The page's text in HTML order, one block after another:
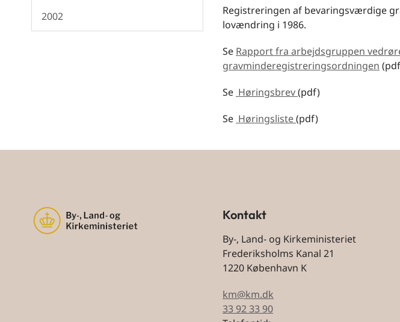
2002
Registreringen af bevaringsværdige
lovændring i 1986.
Se Rapport fra arbejdsgruppen
gravminderegistreringsordningen
Se Høringsbrev(pdf)
Se Høringsliste(pdf)
Kontakt
By-, Land- og Kirkeministeriet
Frederiksholms Kanal 21
1220 København K
km@km.dk
33 92 33 90